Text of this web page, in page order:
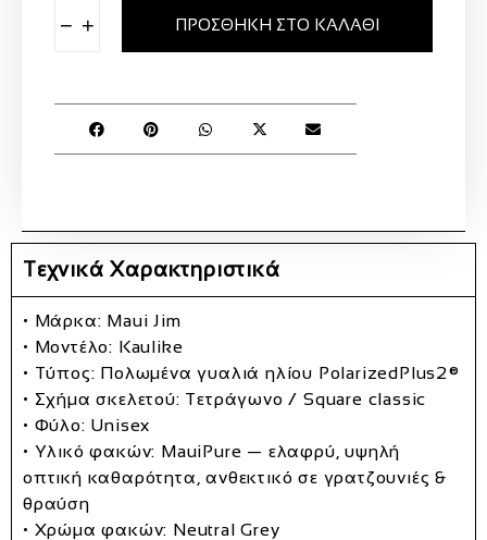
− + ΠΡΟΣΘΉΚΗ ΣΤΟ ΚΑΛΆΘΙ
Τεχνικά Χαρακτηριστικά
• Μάρκα: Maui Jim
• Μοντέλο: Kaulike
• Τύπος: Πολωμένα γυαλιά ηλίου PolarizedPlus2®
• Σχήμα σκελετού: Τετράγωνο / Square classic
• Φύλο: Unisex
• Υλικό φακών: MauiPure — ελαφρύ, υψηλή
οπτική καθαρότητα, ανθεκτικό σε γρατζουνιές &
θραύση
• Χρώμα φακών: Neutral Grey